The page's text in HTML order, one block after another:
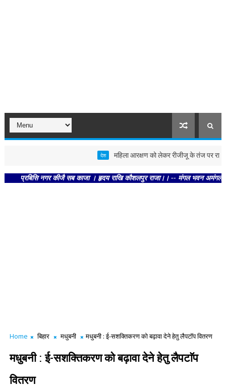
महिला आरक्षण को लेकर रीजीजू के तंज पर राहुल ने
प्रबिसि नगर कीजै सब काजा । हृदय राखि कौशलपुर राजा।। -- मंगल भवन अमंगल हारी।
Home बिहार मधुबनी मधुबनी : ई-सशक्तिकरण को बढ़ावा देने हेतु लैपटाॅप वितरण
मधुबनी : ई-सशक्तिकरण को बढ़ावा देने हेतु लैपटाॅप
वितरण